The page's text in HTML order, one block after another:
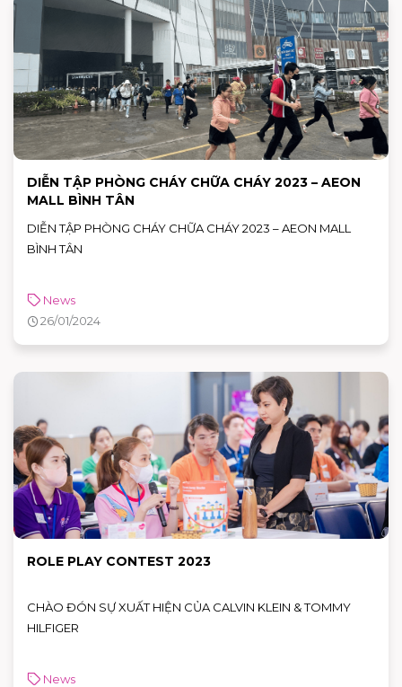
DIỄN TẬP PHÒNG CHÁY CHỮA CHÁY 2023 – AEON
MALL BÌNH TÂN
DIỄN TẬP PHÒNG CHÁY CHỮA CHÁY 2023 – AEON MALL
BÌNH TÂN
News
26/01/2024
ROLE PLAY CONTEST 2023
CHÀO ĐÓN SỰ XUẤT HIỆN CỦA CALVIN KLEIN & TOMMY
HILFIGER
News